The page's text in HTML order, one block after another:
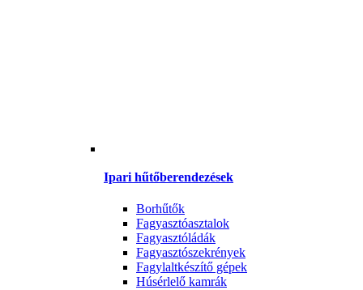
Ipari hűtőberendezések
Borhűtők
Fagyasztóasztalok
Fagyasztóládák
Fagyasztószekrények
Fagylaltkészítő gépek
Húsérlelő kamrák